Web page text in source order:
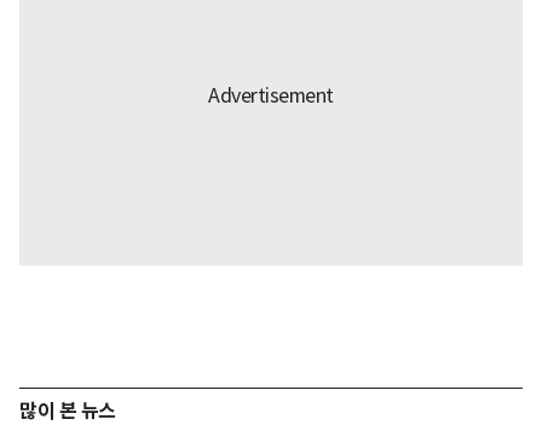
많이 본 뉴스